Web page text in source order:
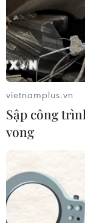
vietnamplus.vn
Sập công
vong